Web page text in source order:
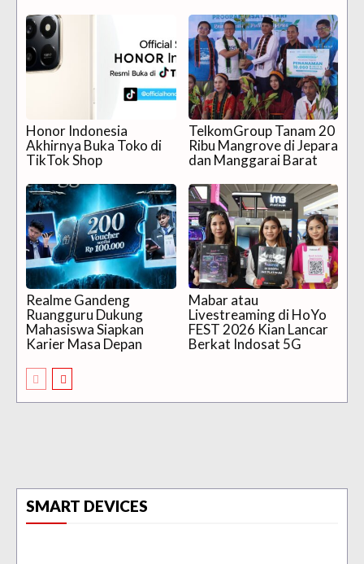
Honor Indonesia
Akhirnya Buka Toko di
TikTok Shop
TelkomGroup Tanam 20
Ribu Mangrove di Jepara
dan Manggarai Barat
Realme Gandeng
Ruangguru Dukung
Mahasiswa Siapkan
Karier Masa Depan
Mabar atau
Livestreaming di HoYo
FEST 2026 Kian Lancar
Berkat Indosat 5G
SMART DEVICES